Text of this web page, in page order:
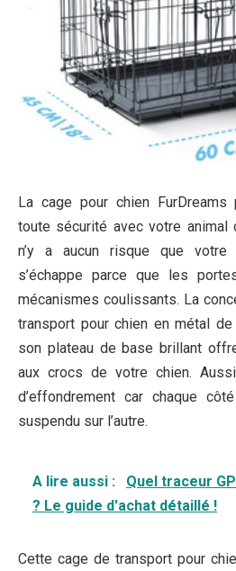
La cage pour chien
toute sécurité avec votre animal
n’y a aucun risque que votre
s’échappe parce que les
mécanismes coulissants. La
transport pour chien en métal
son plateau de base brillant
aux crocs de votre chien.
d’effondrement car chaque
suspendu sur l’autre.
A lire aussi :
Quel traceur
? Le guide d'achat détaillé !
Cette cage de transport pour